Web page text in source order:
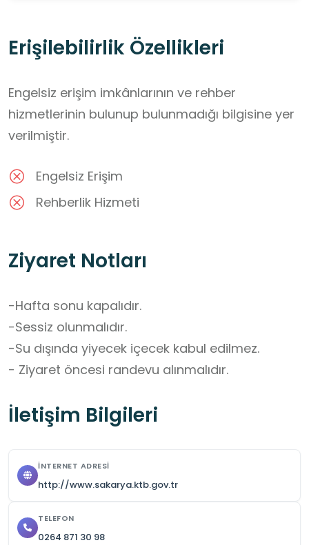
Erişilebilirlik Özellikleri
Engelsiz erişim imkânlarının ve rehber
hizmetlerinin bulunup bulunmadığı bilgisine yer
verilmiştir.
Engelsiz Erişim
Rehberlik Hizmeti
Ziyaret Notları
-Hafta sonu kapalıdır.
-Sessiz olunmalıdır.
-Su dışında yiyecek içecek kabul edilmez.
- Ziyaret öncesi randevu alınmalıdır.
İletişim Bilgileri
İNTERNET ADRESI
http://www.sakarya.ktb.gov.tr
TELEFON
0264 871 30 98